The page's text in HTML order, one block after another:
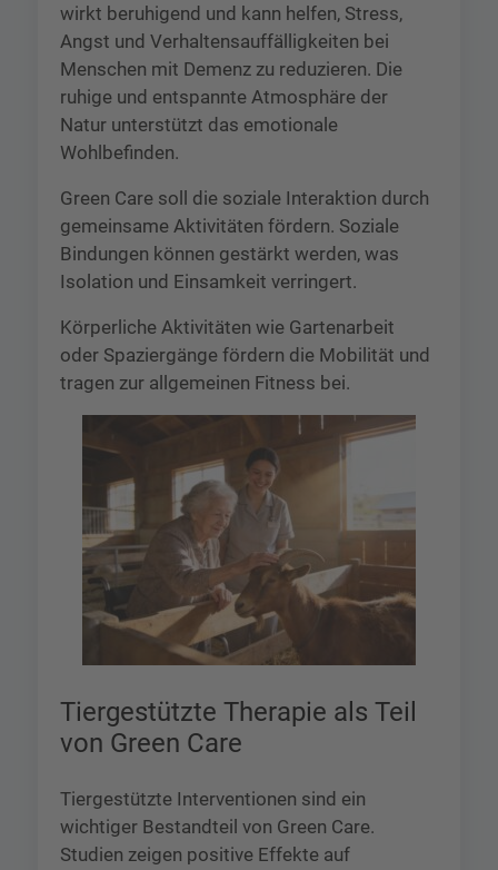
wirkt beruhigend und kann helfen, Stress,
Angst und Verhaltensauffälligkeiten bei
Menschen mit Demenz zu reduzieren. Die
ruhige und entspannte Atmosphäre der
Natur unterstützt das emotionale
Wohlbefinden.
Green Care soll die soziale Interaktion durch
gemeinsame Aktivitäten fördern. Soziale
Bindungen können gestärkt werden, was
Isolation und Einsamkeit verringert.
Körperliche Aktivitäten wie Gartenarbeit
oder Spaziergänge fördern die Mobilität und
tragen zur allgemeinen Fitness bei.
Tiergestützte Therapie als Teil
von Green Care
Tiergestützte Interventionen sind ein
wichtiger Bestandteil von Green Care.
Studien zeigen positive Effekte auf